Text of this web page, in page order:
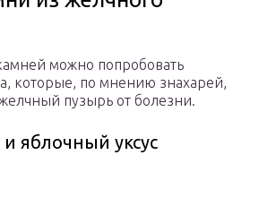
можно попробовать
которые, по мнению знахарей,
пузырь от болезни.
яблочный уксус